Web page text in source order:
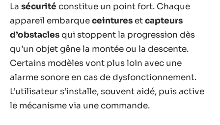
La sécurité constitue un point fort. Chaque
appareil embarqueceintures etcapteurs
d’obstacles qui stoppent la progression dès
qu’un objet gêne la montée ou la descente.
Certains modèles vont plus loin avec une
alarme sonore en cas de dysfonctionnement.
L’utilisateur s’installe, souvent aidé, puis active
le mécanisme via une commande.